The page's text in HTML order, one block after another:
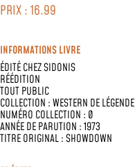
PRIX : 16.99
INFORMATIONS LIVRE
ÉDITÉ CHEZSIDONIS
RÉÉDITION
TOUT PUBLIC
COLLECTION :WESTERN DE LÉGENDE
NUMÉRO COLLECTION : 0
ANNÉE DE PARUTION : 1973
TITRE ORIGINAL : SHOWDOWN